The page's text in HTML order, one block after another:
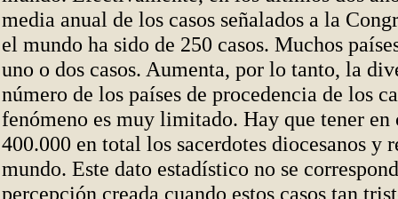
media anual de los casos señalados a la
el mundo ha sido de 250 casos. Muchos
uno o dos casos. Aumenta, por lo tanto, la
número de los países de procedencia de los
fenómeno es muy limitado. Hay que tener en
400.000 en total los sacerdotes diocesanos y
mundo. Este dato estadístico no se
percepción creada cuando estos casos tan